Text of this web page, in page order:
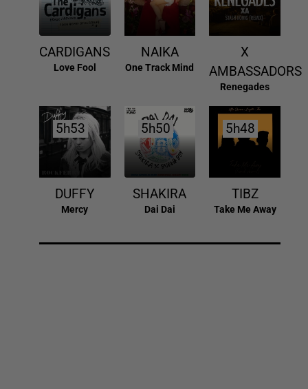
CARDIGANS
Love Fool
NAIKA
One Track Mind
X
AMBASSADORS
Renegades
5h53
5h53
DUFFY
Mercy
5h50
5h50
SHAKIRA
Dai Dai
5h48
5h48
TIBZ
Take Me Away